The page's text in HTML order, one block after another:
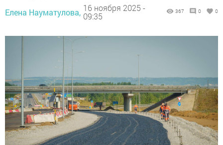
Елена Науматулова, 16 ноября 2025 -
09:35
367 0 0